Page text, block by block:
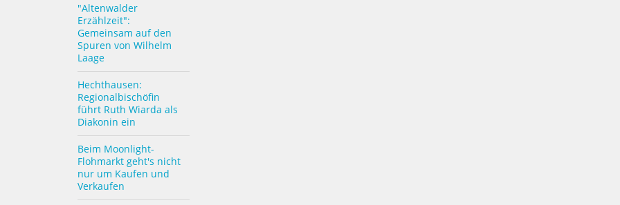
"Altenwalder
Erzählzeit":
Gemeinsam auf den
Spuren von Wilhelm
Laage
Hechthausen:
Regionalbischöfin
führt Ruth Wiarda als
Diakonin ein
Beim Moonlight-
Flohmarkt geht's nicht
nur um Kaufen und
Verkaufen